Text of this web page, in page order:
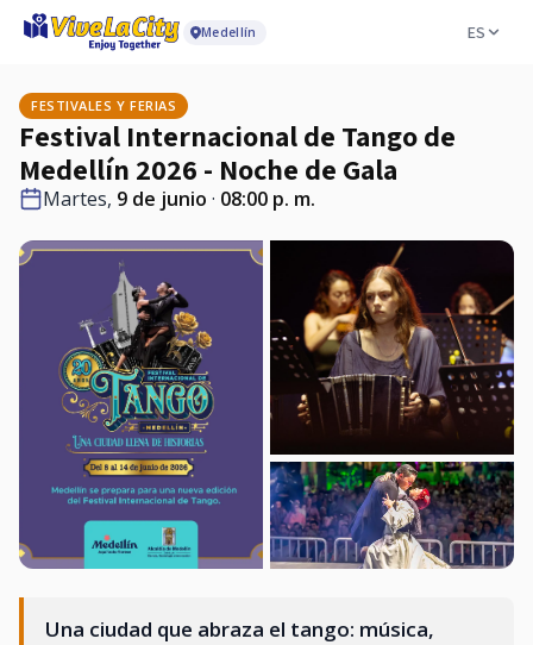
Medellín ES
FESTIVALES Y FERIAS
Festival Internacional de Tango de
Medellín 2026 - Noche de Gala
Martes, 9 de junio · 08:00 p. m.
Una ciudad que abraza el tango: música,